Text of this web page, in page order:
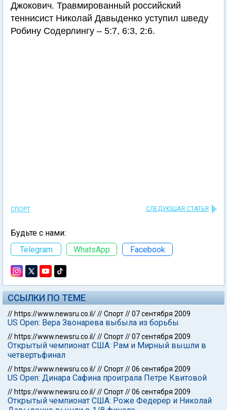
Джокович. Травмированный российский
теннисист Николай Давыденко уступил шведу
Робину Содерлингу – 5:7, 6:3, 2:6.
СПОРТ СЛЕДУЮЩАЯ СТАТЬЯ
Будьте с нами:
Telegram
WhatsApp Facebook
ССЫЛКИ ПО ТЕМЕ
// https://www.newsru.co.il///Спорт//07 сентября 2009
US Open: Вера Звонарева выбыла из борьбы
// https://www.newsru.co.il///Спорт//07 сентября 2009
Открытый чемпионат США: Рам и Мирный вышли в
четвертьфинал
// https://www.newsru.co.il///Спорт//06 сентября 2009
US Open: Динара Сафина проиграла Петре Квитовой
// https://www.newsru.co.il///Спорт//06 сентября 2009
Открытый чемпионат США: Роже Федерер и Николай